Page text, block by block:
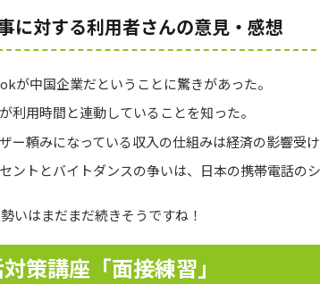
に対する利用者さんの意見・感想
が中国企業だということに驚きがあった。
利用時間と連動していることを知った。
ー頼みになっている収入の仕組みは経済の影響受け
ントとバイトダンスの争いは、日本の携帯電話の
いはまだまだ続きそうですね！
策講座「面接練習」